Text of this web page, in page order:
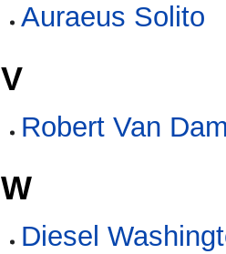
Auraeus Solito
V
Robert Van
W
Diesel